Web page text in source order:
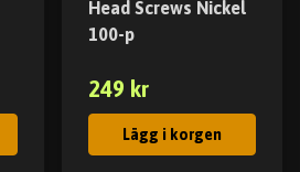
Head Screws Nickel
100-p
249 kr
Lägg i korgen